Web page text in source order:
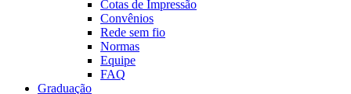
Cotas de Impressão
Convênios
Rede sem fio
Normas
Equipe
FAQ
Graduação